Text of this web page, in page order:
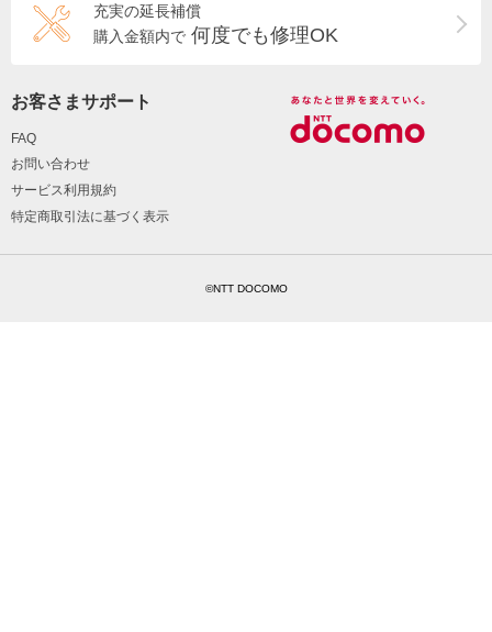
充実の延長補償
購入金額内で 何度でも修理OK
お客さまサポート
FAQ
お問い合わせ
サービス利用規約
特定商取引法に基づく表示
©NTT DOCOMO